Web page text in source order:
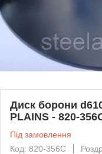
Диск борони
PLAINS - 820-
Під замовлення
Код: 820-356C